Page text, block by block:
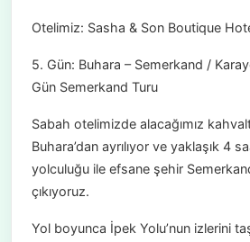
Otelimiz: Sasha & Son Boutique
5. Gün: Buhara – Semerkand /
Gün Semerkand Turu
Sabah otelimizde alacağımız
Buhara’dan ayrılıyor ve yaklaşık 4
yolculuğu ile efsane şehir
çıkıyoruz.
Yol boyunca İpek Yolu’nun izlerini